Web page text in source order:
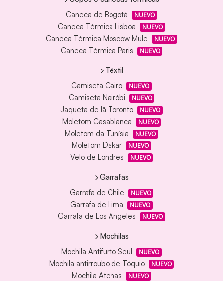
Caneca de Bogotá
NUEVO
Caneca Térmica Lisboa NUEVO
Caneca Térmica Moscow Mule NUEVO
Caneca Térmica Paris NUEVO
Têxtil
Camiseta Cairo
NUEVO
Camiseta Nairóbi NUEVO
Jaqueta de lã Toronto NUEVO
Moletom Casablanca NUEVO
Moletom da Tunísia NUEVO
Moletom Dakar NUEVO
Velo de Londres NUEVO
Garrafas
Garrafa de Chile
NUEVO
Garrafa de Lima NUEVO
Garrafa de Los Angeles NUEVO
Mochilas
Mochila Antifurto Seul
NUEVO
Mochila antirroubo de Tóquio NUEVO
Mochila Atenas NUEVO